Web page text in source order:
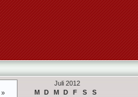
Juli 2012
M D M D F S
S
»